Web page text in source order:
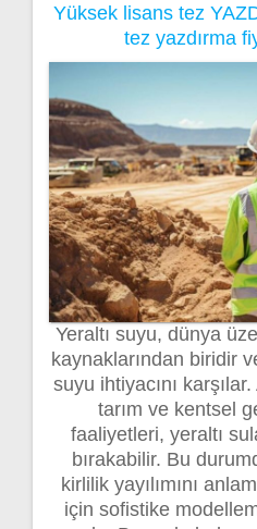
Yüksek lisans tez
tez yazdırma
Yeraltı suyu, dünya
kaynaklarından biridir
suyu ihtiyacını
tarım ve kentsel
faaliyetleri, yeraltı
bırakabilir. Bu
kirlilik yayılımını
için sofistike